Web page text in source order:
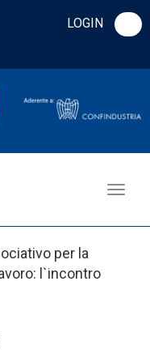
LOGIN
per la
l`incontro